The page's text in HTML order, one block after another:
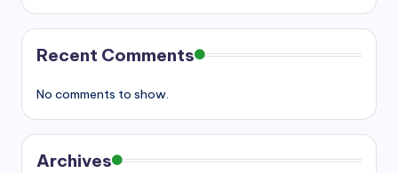
Recent Comments
No comments to show.
Archives